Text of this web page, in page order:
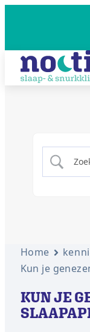
Home
Kun je
KUN JE